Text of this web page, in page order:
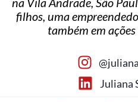
filhos, uma
também em
Juliana